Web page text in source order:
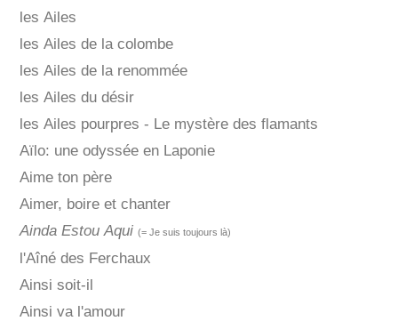
les Ailes
les Ailes de la colombe
les Ailes de la renommée
les Ailes du désir
les Ailes pourpres - Le mystère des flamants
Aïlo: une odyssée en Laponie
Aime ton père
Aimer, boire et chanter
Ainda Estou Aqui (= Je suis toujours là)
l'Aîné des Ferchaux
Ainsi soit-il
Ainsi va l'amour